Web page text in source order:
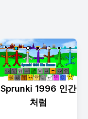
Sprunki 1996 인간
처럼